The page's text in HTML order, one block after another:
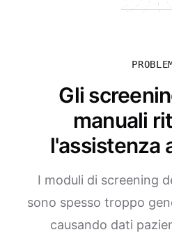
Gli
manuali
l'assistenza
I moduli di screening
sono spesso troppo
causando dati